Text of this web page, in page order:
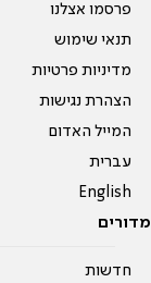
פרסמו אצלנו
תנאי שימוש
מדיניות פרטיות
הצהרת נגישות
המייל האדום
עברית
English
מדורים
חדשות